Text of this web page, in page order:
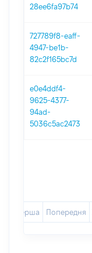
28ee6fa97b74
727789f8-eaff-
4947-be1b-
82c2f165bc7d
e0e4ddf4-
9625-4377-
94ad-
5036c5ac2473
Перша Попередня